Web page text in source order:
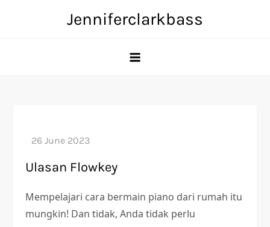
Jenniferclarkbass
Ulasan Flowkey
Mempelajari cara bermain piano dari rumah itu
mungkin! Dan tidak, Anda tidak perlu